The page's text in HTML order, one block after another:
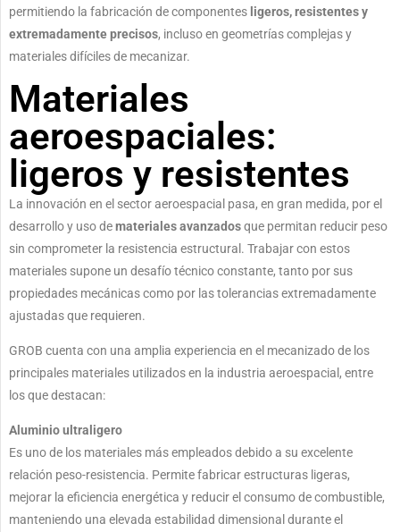
permitiendo la fabricación de componentes ligeros, resistentes y
extremadamente precisos, incluso en geometrías complejas y
materiales difíciles de mecanizar.
Materiales
aeroespaciales:
ligeros y resistentes
La innovación en el sector aeroespacial pasa, en gran medida, por el
desarrollo y uso demateriales avanzadosque permitan reducir peso
sin comprometer la resistencia estructural. Trabajar con estos
materiales supone un desafío técnico constante, tanto por sus
propiedades mecánicas como por las tolerancias extremadamente
ajustadas que requieren.
GROB cuenta con una amplia experiencia en el mecanizado de los
principales materiales utilizados en la industria aeroespacial, entre
los que destacan:
Aluminio ultraligero
Es uno de los materiales más empleados debido a su excelente
relación peso-resistencia. Permite fabricar estructuras ligeras,
mejorar la eficiencia energética y reducir el consumo de combustible,
manteniendo una elevada estabilidad dimensional durante el